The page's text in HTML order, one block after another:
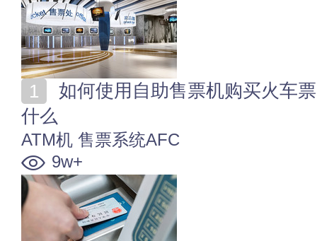
什么
ATM机 售票系统AFC
9w+